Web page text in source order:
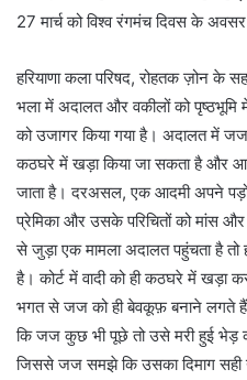
27 मार्च को विश्व रंगमंच दिवस के अवसर
हरियाणा कला परिषद, रोहतक ज़ोन के
भला में अदालत और वकीलों को पृष्ठभूमि
को उजागर किया गया है। अदालत में
कठघरे में खड़ा किया जा सकता है और
जाता है। दरअसल, एक आदमी अपने
प्रेमिका और उसके परिचितों को मांस
से जुड़ा एक मामला अदालत पहुंचता है
है। कोर्ट में वादी को ही कठघरे में खड़ा
भगत से जज को ही बेवकूफ़ बनाने लगते
कि जज कुछ भी पूछे तो उसे मरी हुई भेड़
जिससे जज समझे कि उसका दिमाग सही